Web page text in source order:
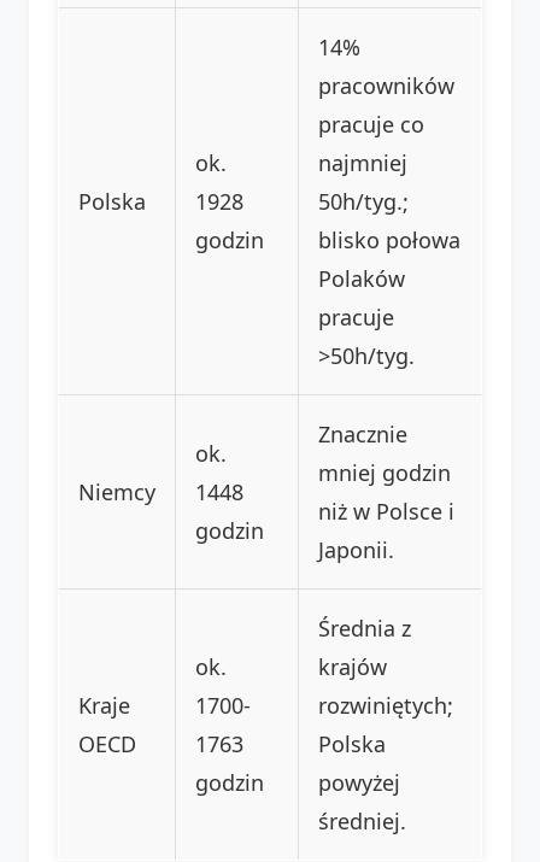
Polska
ok.
1928
godzin
14%
pracowników
pracuje co
najmniej
50h/tyg.;
blisko połowa
Polaków
pracuje
>50h/tyg.
Niemcy
ok.
1448
godzin
Znacznie
mniej godzin
niż w Polsce i
Japonii.
Kraje
OECD
ok.
1700-
1763
godzin
Średnia z
krajów
rozwiniętych;
Polska
powyżej
średniej.